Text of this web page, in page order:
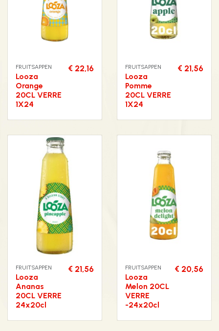
FRUITSAPPEN
Looza
Orange
20CL VERRE
1X24
€ 22,16 FRUITSAPPEN
Looza
Pomme
20CL VERRE
1X24
€ 21,56
FRUITSAPPEN
Looza
Ananas
20CL VERRE
24x20cl
€ 21,56 FRUITSAPPEN
Looza
Melon 20CL
VERRE
-24x20cl
€ 20,56